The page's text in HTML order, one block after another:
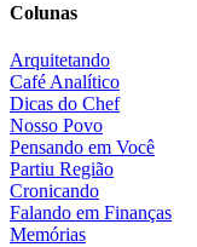
Colunas
Arquitetando
Café Analítico
Dicas do Chef
Nosso Povo
Pensando em Você
Partiu Região
Cronicando
Falando em Finanças
Memórias